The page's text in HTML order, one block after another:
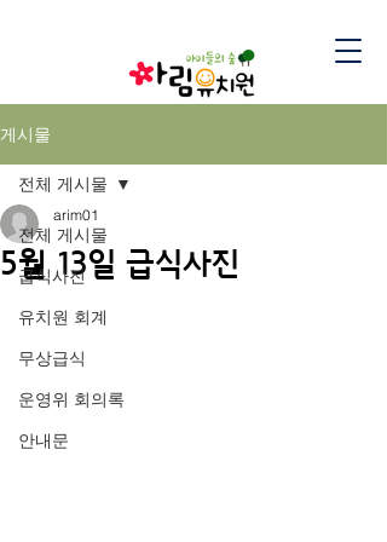
게시물
전체 게시물
급식사진
유치원 회계
무상급식
운영위 회의록
안내문
전체 게시물
5월 13일 급식사진
arim01